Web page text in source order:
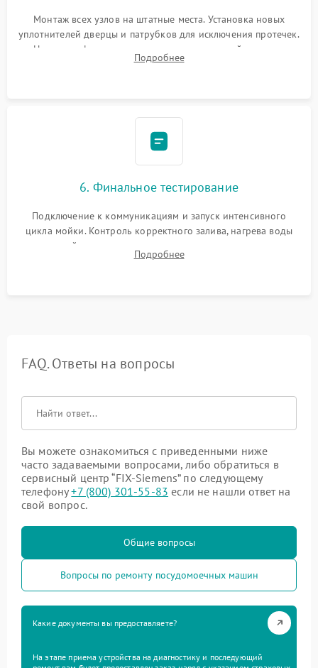
Монтаж всех узлов на штатные места. Установка новых
уплотнителей дверцы и патрубков для исключения протечек.
Надежная фиксация хомутов гидравлической системы,
сборка корпуса и установка датчика поплавка.
Подробнее
6. Финальное тестирование
Подключение к коммуникациям и запуск интенсивного
цикла мойки. Контроль корректного залива, нагрева воды
до нужной температуры, отсутствия посторонних шумов,
штатного слива и абсолютной сухости в поддоне.
Подробнее
FAQ. Ответы на вопросы
Вы можете ознакомиться с приведенными ниже
часто задаваемыми вопросами, либо обратиться в
сервисный центр “FIX-Siemens” по следующему
телефону+7 (800) 301-55-83 если не нашли ответ на
свой вопрос.
Общие вопросы
Вопросы по ремонту посудомоечных машин
Какие документы вы предоставляете?
На этапе приема устройства на диагностику и последующий